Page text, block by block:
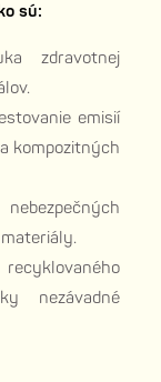
sú:
zdravotnej
emisií
kompozitných
nezávadné